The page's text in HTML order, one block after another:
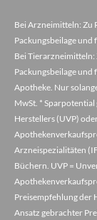
Bei Arzneimitteln: Zu
Packungsbeilage
Bei Tierarzneimitteln:
Packungsbeilage
Apotheke. Nur
MwSt. *
Herstellers (UVP)
Arzneispezialitäten
Büchern. UVP =
Preisempfehlung der
Ansatz gebrachter